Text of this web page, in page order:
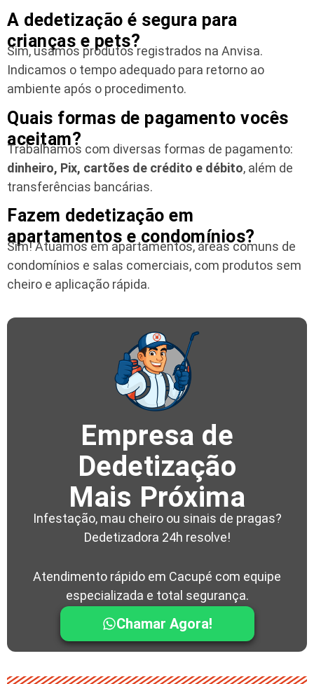
A dedetização é segura para
crianças e pets?
Sim, usamos produtos registrados na Anvisa.
Indicamos o tempo adequado para retorno ao
ambiente após o procedimento.
Quais formas de pagamento vocês
aceitam?
Trabalhamos com diversas formas de pagamento:
dinheiro, Pix, cartões de crédito e débito, além de
transferências bancárias.
Fazem dedetização em
apartamentos e condomínios?
Sim! Atuamos em apartamentos, áreas comuns de
condomínios e salas comerciais, com produtos sem
cheiro e aplicação rápida.
Empresa de
Dedetização
Mais Próxima
Infestação, mau cheiro ou sinais de pragas?
Dedetizadora 24h resolve!
Atendimento rápido em Cacupé com equipe
especializada e total segurança.
Chamar Agora!